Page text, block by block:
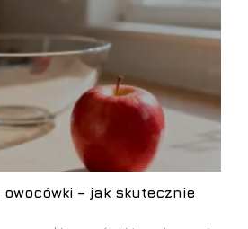
– jak skutecznie